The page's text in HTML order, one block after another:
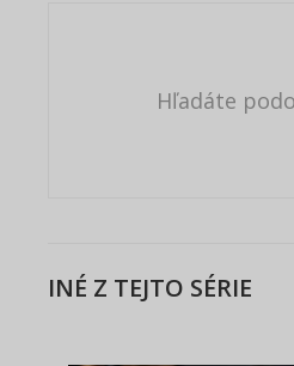
Hľadáte
INÉ Z TEJTO SÉRIE